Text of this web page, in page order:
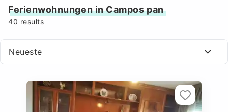
Ferienwohnungen in Campos pan
40 results
Neueste